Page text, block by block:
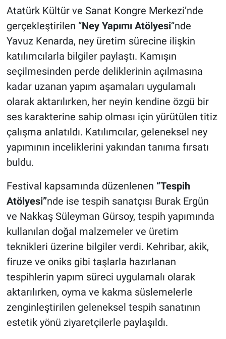
Atatürk Kültür ve Sanat Kongre Merkezi’nde
gerçekleştirilen “Ney Yapımı Atölyesi”nde
Yavuz Kenarda, ney üretim sürecine ilişkin
katılımcılarla bilgiler paylaştı. Kamışın
seçilmesinden perde deliklerinin açılmasına
kadar uzanan yapım aşamaları uygulamalı
olarak aktarılırken, her neyin kendine özgü bir
ses karakterine sahip olması için yürütülen titiz
çalışma anlatıldı. Katılımcılar, geleneksel ney
yapımının inceliklerini yakından tanıma fırsatı
buldu.
Festival kapsamında düzenlenen “Tespih
Atölyesi”nde ise tespih sanatçısı Burak Ergün
ve Nakkaş Süleyman Gürsoy, tespih yapımında
kullanılan doğal malzemeler ve üretim
teknikleri üzerine bilgiler verdi. Kehribar, akik,
firuze ve oniks gibi taşlarla hazırlanan
tespihlerin yapım süreci uygulamalı olarak
aktarılırken, oyma ve kakma süslemelerle
zenginleştirilen geleneksel tespih sanatının
estetik yönü ziyaretçilerle paylaşıldı.